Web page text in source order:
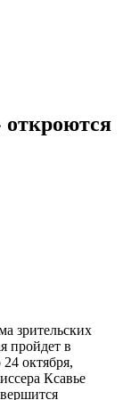
откроются
зрительских
пройдет в
октября,
Ксавье